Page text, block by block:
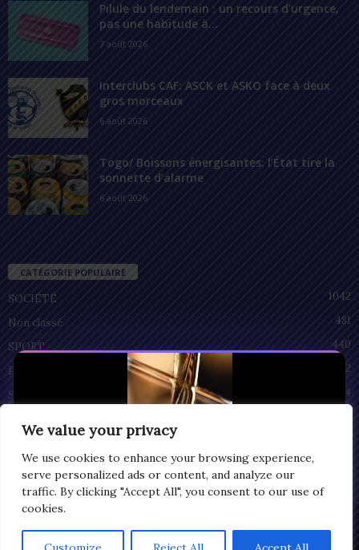
We value your privacy
We use cookies to enhance your browsing experience,
serve personalized ads or content, and analyze our
traffic. By clicking "Accept All", you consent to our use of
cookies.
Pilule du lendemain : un recours d’urgence,
pas une habitude à...
7 août 2026
Interclubs CAF: ASCK et ASKO face à deux
gros morceaux
6 août 2026
Togo/ Boissons énergisantes: l’État tire la
sonnette d’alarme
6 août 2026
CATÉGORIE POPULAIRE
SOCIÉTÉ
1042
Non classé
481
SPORT
440
POLITIQUE
212
SANTÉ
94
© Copyright 2025 | LOMEGRAPH